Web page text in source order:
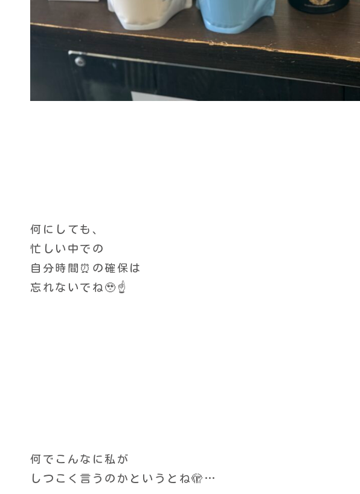
何にしても、
忙しい中での
自分時間⏰の確保は
忘れないでね🥹☝️
何でこんなに私が
しつこく言うのかというとね🫣…